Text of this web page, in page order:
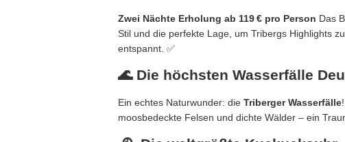
Zwei Nächte Erholung ab 119 € pro Person Das
Stil und die perfekte Lage, um Tribergs Highlights
entspannt. ✅
🌊 Die höchsten Wasserfälle
Ein echtes Naturwunder: die Triberger Wasserfälle
moosbedeckte Felsen und dichte Wälder – ein